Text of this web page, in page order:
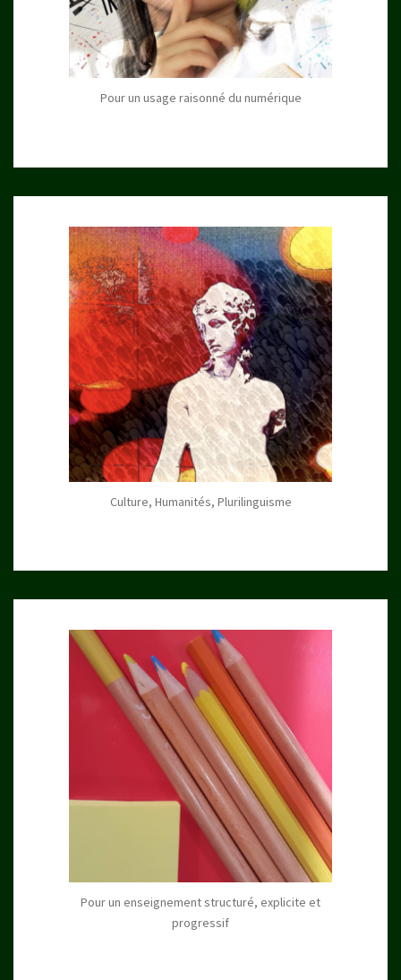
Pour un usage raisonné du numérique
Culture, Humanités, Plurilinguisme
Pour un enseignement structuré, explicite et
progressif